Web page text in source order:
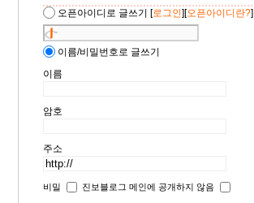
오픈아이디로 글쓰기 [로그인][오픈아이디란?]
이름/비밀번호로 글쓰기
이름
암호
주소
비밀 진보블로그 메인에 공개하지 않음